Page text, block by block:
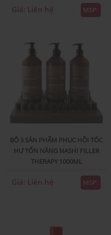
Giá: Liên hệ MSP:
BỘ 3 SẢN PHẨM PHỤC HỒI TÓC
HƯ TỔN NĂNG NASHI FILLER
THERAPY 1000ML
Giá: Liên hệ MSP: